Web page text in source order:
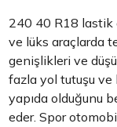
240 40 R18 lastik
ve lüks araçlarda
genişlikleri ve
fazla yol tutuşu
yapıda olduğunu
eder. Spor